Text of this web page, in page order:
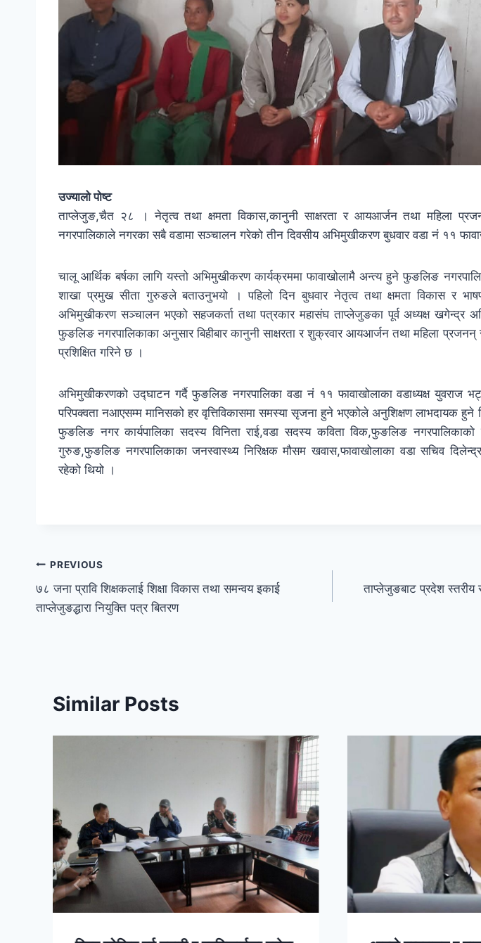
उज्यालो पोष्ट
ताप्लेजुङ,चैत २८ । नेतृत्व तथा क्षमता विकास,कानुनी साक्षरता र आयआर्जन तथा महिला
नगरपालिकाले नगरका सबै वडामा सञ्चालन गरेको तीन दिवसीय अभिमुखीकरण बुधवार वडा नं ११
चालू आर्थिक बर्षका लागि यस्तो अभिमुखीकरण कार्यक्रममा फावाखोलामै अन्त्य हुने फुङलिङ
शाखा प्रमुख सीता गुरुङले बताउनुभयो । पहिलो दिन बुधवार नेतृत्व तथा क्षमता विकास र
अभिमुखीकरण सञ्चालन भएको सहजकर्ता तथा पत्रकार महासंघ ताप्लेजुङका पूर्व अध्यक्ष खगेन्द्र
फुङलिङ नगरपालिकाका अनुसार बिहीबार कानुनी साक्षरता र शुक्रवार आयआर्जन तथा महिला प्रजनन्
प्रशिक्षित गरिने छ ।
अभिमुखीकरणको उद्घाटन गर्दै फुङलिङ नगरपालिका वडा नं ११ फावाखोलाका वडाध्यक्ष युवराज
परिपक्वता नआएसम्म मानिसको हर वृत्तिविकासमा समस्या सृजना हुने भएकोले अनुशिक्षण लाभदायक हुने
फुङलिङ नगर कार्यपालिका सदस्य विनिता राई,वडा सदस्य कविता विक,फुङलिङ
गुरुङ,फुङलिङ नगरपालिकाका जनस्वास्थ्य निरिक्षक मौसम खवास,फावाखोलाका वडा सचिव
रहेको थियो ।
PREVIOUS
७८ जना प्रावि शिक्षकलाई शिक्षा विकास तथा समन्वय इकाई
ताप्लेजुङद्धारा नियुक्ति पत्र बितरण
ताप्लेजुङबाट प्रदेश स्तरीय
Similar Posts